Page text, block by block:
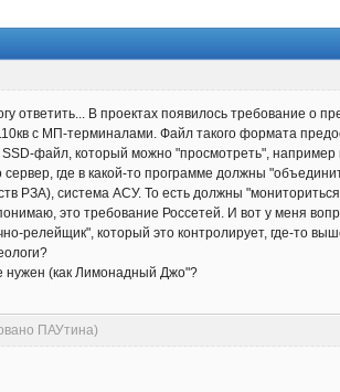
ответить... В проектах появилось требование о
с МП-терминалами. Файл такого формата
файл, который можно "просмотреть",
где в какой-то программе должны
РЗА), система АСУ. То есть должны
это требование Россетей. И вот у меня
релейщик", который это контролирует, где-то
нужен (как Лимонадный Джо"?
ПАУтина)